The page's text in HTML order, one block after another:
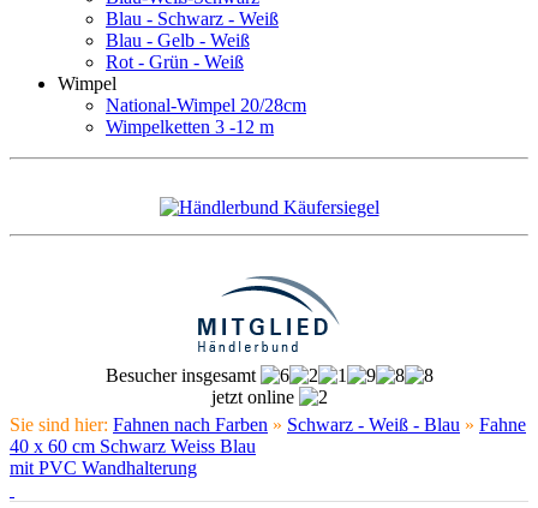
Blau - Schwarz - Weiß
Blau - Gelb - Weiß
Rot - Grün - Weiß
Wimpel
National-Wimpel 20/28cm
Wimpelketten 3 -12 m
Besucher insgesamt
jetzt online
Sie sind hier: Fahnen nach Farben » Schwarz - Weiß - Blau » Fahne
40 x 60 cm Schwarz Weiss Blau
mit PVC Wandhalterung